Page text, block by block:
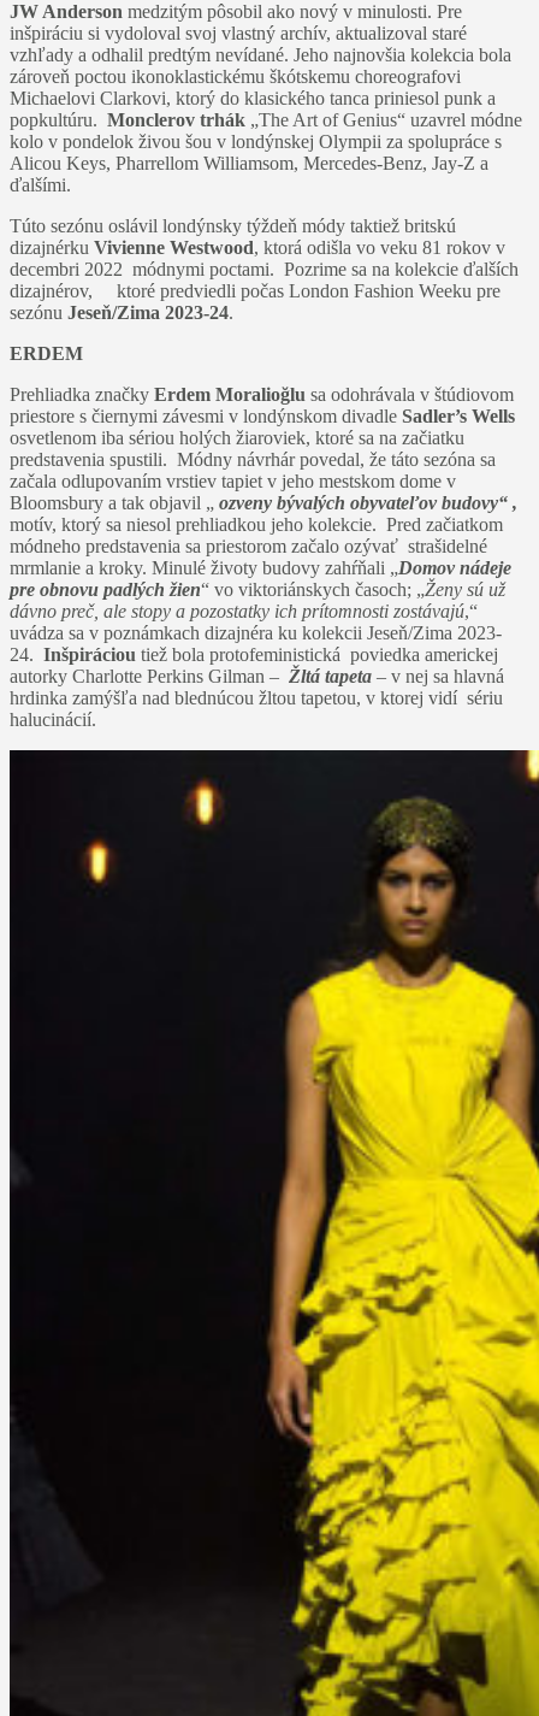
JW Anderson medzitým pôsobil ako nový v minulosti. Pre
inšpiráciu si vydoloval svoj vlastný archív, aktualizoval staré
vzhľady a odhalil predtým nevídané. Jeho najnovšia kolekcia bola
zároveň poctou ikonoklastickému škótskemu choreografovi
Michaelovi Clarkovi, ktorý do klasického tanca priniesol punk a
popkultúru. Monclerov trhák „The Art of Genius“ uzavrel módne
kolo v pondelok živou šou v londýnskej Olympii za spolupráce s
Alicou Keys, Pharrellom Williamsom, Mercedes-Benz, Jay-Z a
ďalšími.
Túto sezónu oslávil londýnsky týždeň módy taktiež britskú
dizajnérku Vivienne Westwood, ktorá odišla vo veku 81 rokov v
decembri 2022 módnymi poctami. Pozrime sa na kolekcie ďalších
dizajnérov, ktoré predviedli počas London Fashion Weeku pre
sezónu Jeseň/Zima 2023-24.
ERDEM
Prehliadka značky Erdem Moralioğlu sa odohrávala v štúdiovom
priestore s čiernymi závesmi v londýnskom divadle Sadler’s Wells
osvetlenom iba sériou holých žiaroviek, ktoré sa na začiatku
predstavenia spustili. Módny návrhár povedal, že táto sezóna sa
začala odlupovaním vrstiev tapiet v jeho mestskom dome v
Bloomsbury a tak objavil „ ozveny bývalých obyvateľov budovy“ ,
motív, ktorý sa niesol prehliadkou jeho kolekcie. Pred začiatkom
módneho predstavenia sa priestorom začalo ozývať strašidelné
mrmlanie a kroky. Minulé životy budovy zahŕňali „Domov nádeje
pre obnovu padlých žien“ vo viktoriánskych časoch; „Ženy sú už
dávno preč, ale stopy a pozostatky ich prítomnosti zostávajú,“
uvádza sa v poznámkach dizajnéra ku kolekcii Jeseň/Zima 2023-
24. Inšpiráciou tiež bola protofeministická poviedka americkej
autorky Charlotte Perkins Gilman – Žltá tapeta – v nej sa hlavná
hrdinka zamýšľa nad blednúcou žltou tapetou, v ktorej vidí sériu
halucinácií.